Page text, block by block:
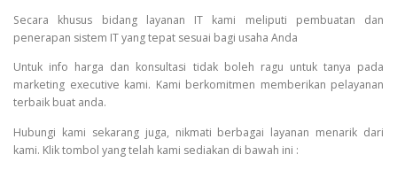
Secara khusus bidang layanan IT kami meliputi pembuatan dan
penerapan sistem IT yang tepat sesuai bagi usaha Anda
Untuk info harga dan konsultasi tidak boleh ragu untuk tanya pada
marketing executive kami. Kami berkomitmen memberikan pelayanan
terbaik buat anda.
Hubungi kami sekarang juga, nikmati berbagai layanan menarik dari
kami. Klik tombol yang telah kami sediakan di bawah ini :